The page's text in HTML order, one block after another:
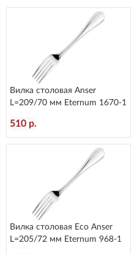
Вилка столовая Anser
L=209/70 мм Eternum 1670-1
510 р.
Вилка столовая Eco Anser
L=205/72 мм Eternum 968-1